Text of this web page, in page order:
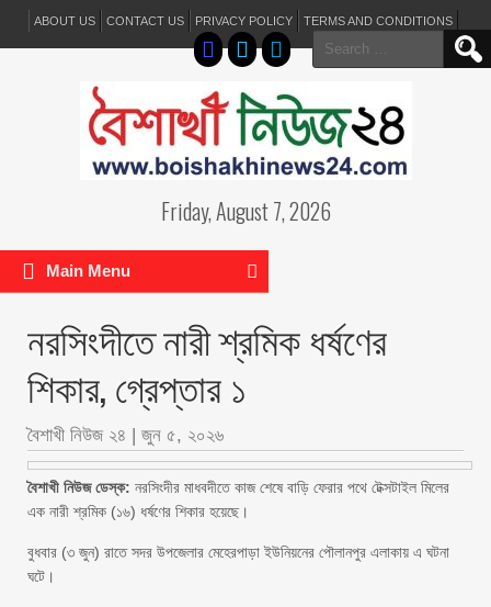
ABOUT US CONTACT US PRIVACY POLICY TERMS AND CONDITIONS
Search
for:
Friday, August 7, 2026
Main Menu
নরসিংদীতে নারী শ্রমিক ধর্ষণের
শিকার, গ্রেপ্তার ১
বৈশাখী নিউজ ২৪ | জুন ৫, ২০২৬
বৈশাখী নিউজ ডেস্ক: নরসিংদীর মাধবদীতে কাজ শেষে বাড়ি ফেরার পথে টেক্সটাইল মিলের
এক নারী শ্রমিক (১৬) ধর্ষণের শিকার হয়েছে।
বুধবার (৩ জুন) রাতে সদর উপজেলার মেহেরপাড়া ইউনিয়নের পৌলানপুর এলাকায় এ ঘটনা
ঘটে।